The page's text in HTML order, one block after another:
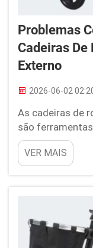
Problemas
Cadeiras De
Externo
2026-06-02
As cadeiras de
são
pessoas a se
livre. Elas
espaços
apresentar
problemas
VER MAIS